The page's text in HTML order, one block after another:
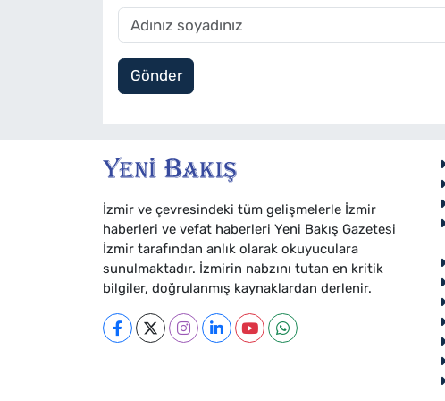
Gönder
İzmir ve çevresindeki tüm gelişmelerle İzmir
haberleri ve vefat haberleri Yeni Bakış Gazetesi
İzmir tarafından anlık olarak okuyuculara
sunulmaktadır. İzmirin nabzını tutan en kritik
bilgiler, doğrulanmış kaynaklardan derlenir.